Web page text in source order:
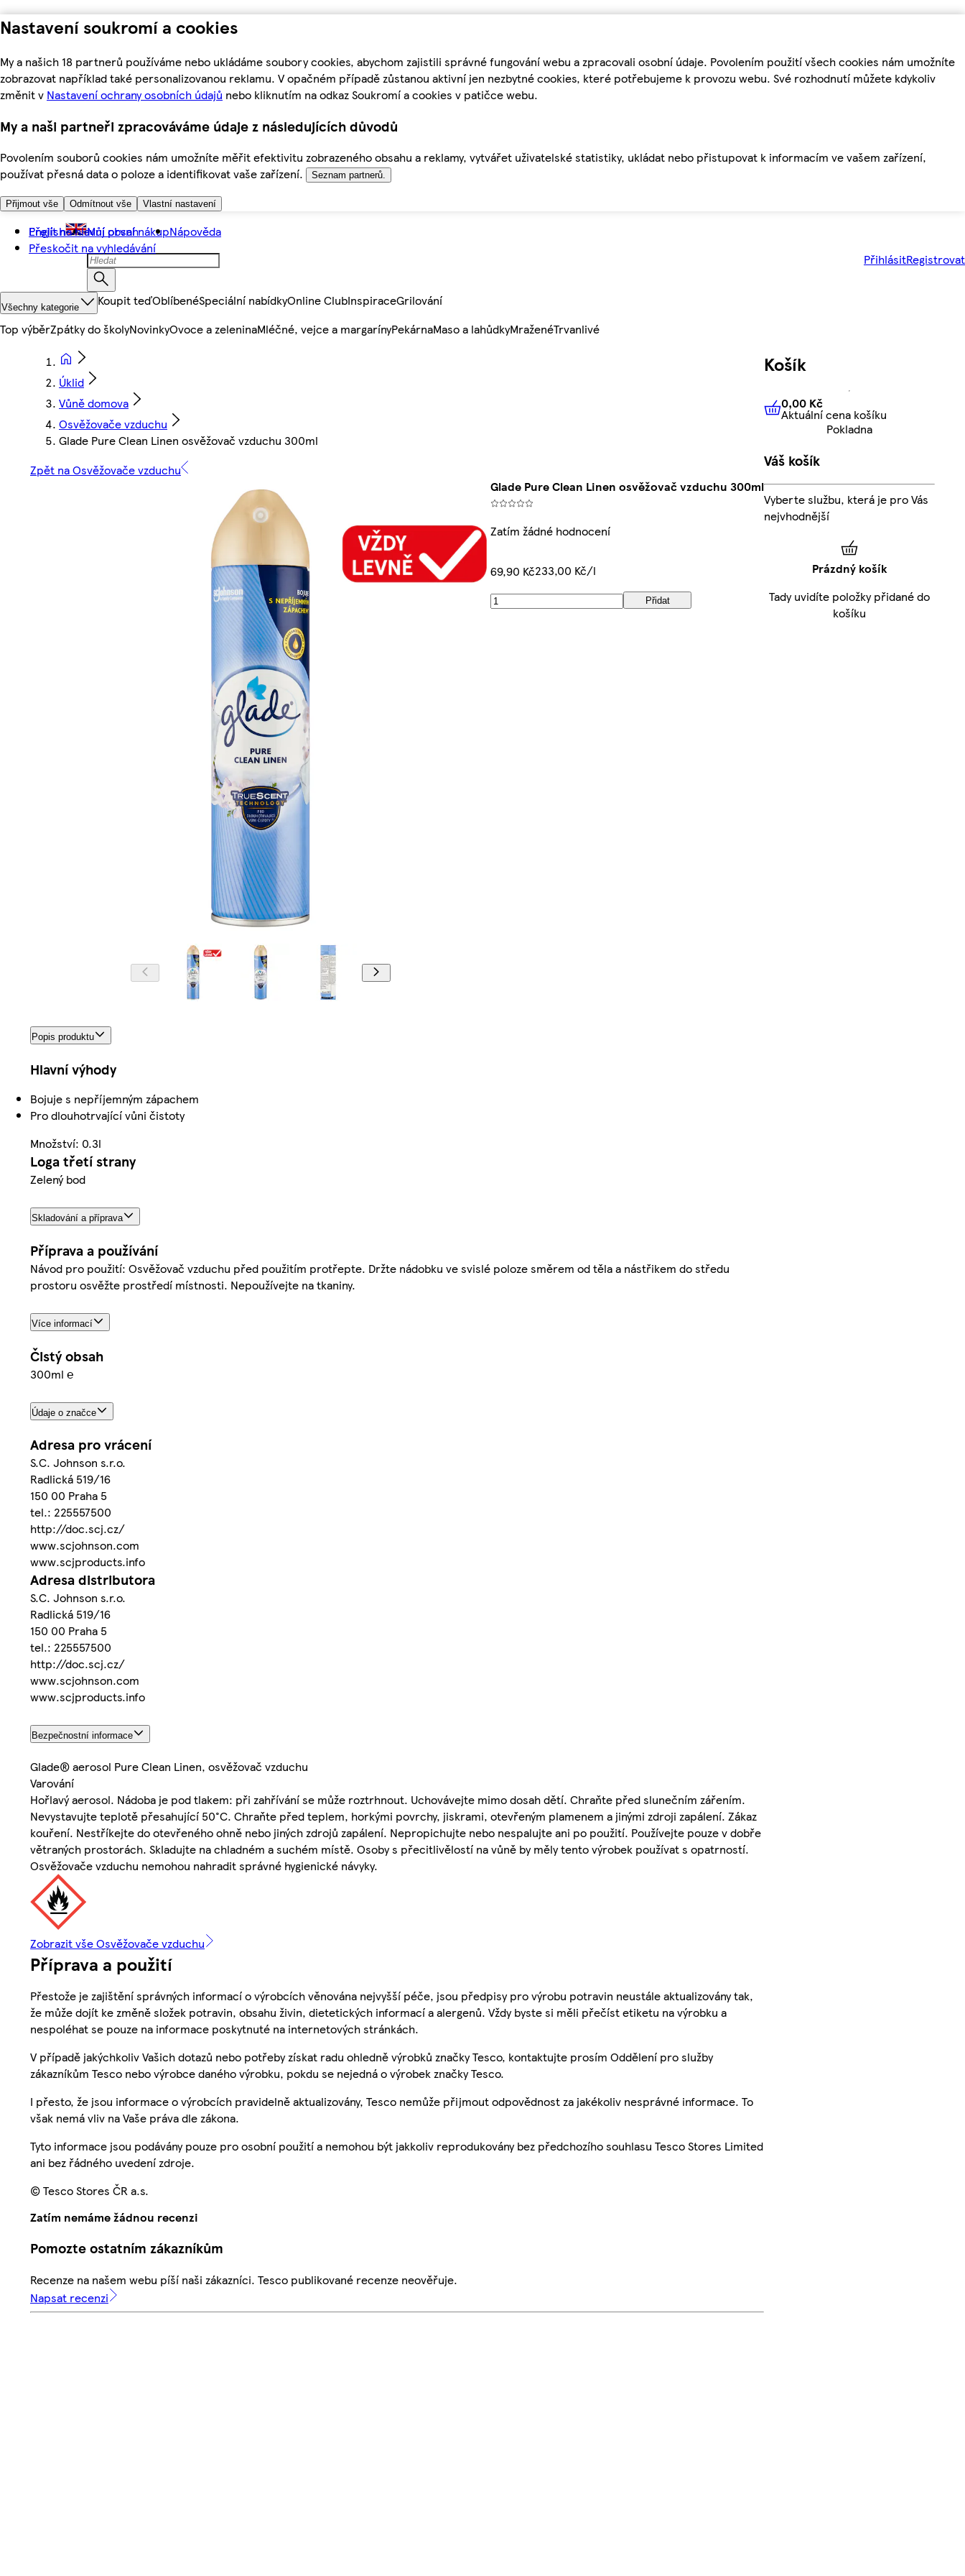
Nastavení soukromí a cookies
My a našich 18 partnerů používáme nebo ukládáme soubory cookies, abychom zajistili správné fungování webu a zpracovali osobní údaje. Povolením použití všech cookies nám umožníte
zobrazovat například také personalizovanou reklamu. V opačném případě zůstanou aktivní jen nezbytné cookies, které potřebujeme k provozu webu. Své rozhodnutí můžete kdykoliv
změnit v Nastavení ochrany osobních údajů nebo kliknutím na odkaz Soukromí a cookies v patičce webu.
My a naši partneři zpracováváme údaje z následujících důvodů
Povolením souborů cookies nám umožníte měřit efektivitu zobrazeného obsahu a reklamy, vytvářet uživatelské statistiky, ukládat nebo přistupovat k informacím ve vašem zařízení,
používat přesná data o poloze a identifikovat vaše zařízení.
Seznam partnerů.
Přijmout vše Odmítnout vše Vlastní nastavení
Přejít na hlavní obsah
Přeskočit na vyhledávání
English Můj první nákupNápověda
PřihlásitRegistrovat
Všechny kategorie Koupit teďOblíbenéSpeciální nabídkyOnline ClubInspiraceGrilování
Top výběrZpátky do školyNovinkyOvoce a zeleninaMléčné, vejce a margarínyPekárnaMaso a lahůdkyMraženéTrvanlivé
Úklid
Vůně domova
Osvěžovače vzduchu
Glade Pure Clean Linen osvěžovač vzduchu 300ml
Zpět na Osvěžovače vzduchu
Glade Pure Clean Linen osvěžovač vzduchu 300ml
Zatím žádné hodnocení
69,90 Kč233,00 Kč/l
Přidat
Popis produktu
Hlavní výhody
Bojuje s nepříjemným zápachem
Pro dlouhotrvající vůni čistoty
Množství: 0.3l
Loga třetí strany
Zelený bod
Skladování a příprava
Příprava a používání
Návod pro použití: Osvěžovač vzduchu před použitím protřepte. Držte nádobku ve svislé poloze směrem od těla a nástřikem do středu
prostoru osvěžte prostředí místnosti. Nepoužívejte na tkaniny.
Více informací
Čistý obsah
300ml ℮
Údaje o značce
Adresa pro vrácení
S.C. Johnson s.r.o.
Radlická 519/16
150 00 Praha 5
tel.: 225557500
http://doc.scj.cz/
www.scjohnson.com
www.scjproducts.info
Adresa distributora
S.C. Johnson s.r.o.
Radlická 519/16
150 00 Praha 5
tel.: 225557500
http://doc.scj.cz/
www.scjohnson.com
www.scjproducts.info
Bezpečnostní informace
Glade® aerosol Pure Clean Linen, osvěžovač vzduchu
Varování
Hořlavý aerosol. Nádoba je pod tlakem: při zahřívání se může roztrhnout. Uchovávejte mimo dosah dětí. Chraňte před slunečním zářením.
Nevystavujte teplotě přesahující 50°C. Chraňte před teplem, horkými povrchy, jiskrami, otevřeným plamenem a jinými zdroji zapálení. Zákaz
kouření. Nestříkejte do otevřeného ohně nebo jiných zdrojů zapálení. Nepropichujte nebo nespalujte ani po použití. Používejte pouze v dobře
větraných prostorách. Skladujte na chladném a suchém místě. Osoby s přecitlivělostí na vůně by měly tento výrobek používat s opatrností.
Osvěžovače vzduchu nemohou nahradit správné hygienické návyky.
Zobrazit vše Osvěžovače vzduchu
Příprava a použití
Přestože je zajištění správných informací o výrobcích věnována nejvyšší péče, jsou předpisy pro výrobu potravin neustále aktualizovány tak,
že může dojít ke změně složek potravin, obsahu živin, dietetických informací a alergenů. Vždy byste si měli přečíst etiketu na výrobku a
nespoléhat se pouze na informace poskytnuté na internetových stránkách.
V případě jakýchkoliv Vašich dotazů nebo potřeby získat radu ohledně výrobků značky Tesco, kontaktujte prosím Oddělení pro služby
zákazníkům Tesco nebo výrobce daného výrobku, pokdu se nejedná o výrobek značky Tesco.
I přesto, že jsou informace o výrobcích pravidelně aktualizovány, Tesco nemůže přijmout odpovědnost za jakékoliv nesprávné informace. To
však nemá vliv na Vaše práva dle zákona.
Tyto informace jsou podávány pouze pro osobní použití a nemohou být jakkoliv reprodukovány bez předchozího souhlasu Tesco Stores Limited
ani bez řádného uvedení zdroje.
© Tesco Stores ČR a.s.
Zatím nemáme žádnou recenzi
Pomozte ostatním zákazníkům
Recenze na našem webu píší naši zákazníci. Tesco publikované recenze neověřuje.
Napsat recenzi
Košík
0,00 KčAktuální cena košíku
0,00 Kč
Aktuální cena košíku
Pokladna
Váš košík
Vyberte službu, která je pro Vás
nejvhodnější
Prázdný košík
Tady uvidíte položky přidané do
košíku